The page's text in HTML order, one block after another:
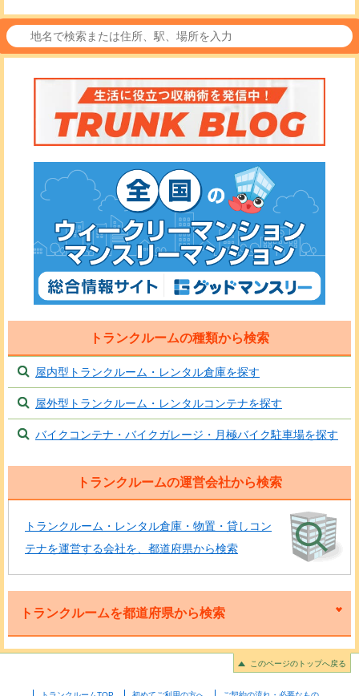
トランクルームの種類から検索
屋内型トランクルーム・レンタル倉庫を探す
屋外型トランクルーム・レンタルコンテナを探す
バイクコンテナ・バイクガレージ・月極バイク駐車場を探す
トランクルームの運営会社から検索
トランクルーム・レンタル倉庫・物置・貸しコン
テナを運営する会社を、都道府県から検索
トランクルームを都道府県から検索
このページのトップへ戻る